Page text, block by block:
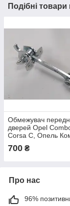
Подібні товари
Обмежувач
дверей Opel
Corsa C, Опель
700 ₴
Про нас
96%